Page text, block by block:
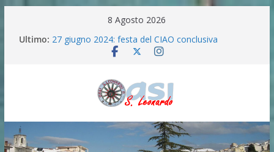
8 Agosto 2026
Ultimo: 27 giugno 2024: festa del CIAO conclusiva
La “ferita di Betlemme”
FESTA IN ONORE DELLA MADONNA DELLE
GRAZIE E SANTA LUCIA(7/8/9/10 SETTEMBRE
100 ANNI DI ANGELICA MASCIA